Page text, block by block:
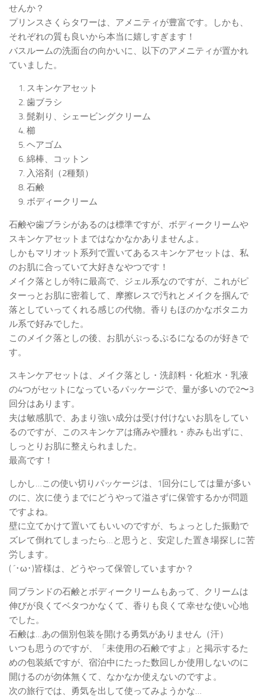
せんか？
プリンスさくらタワーは、アメニティが豊富です。しかも、
それぞれの質も良いから本当に嬉しすぎます！
バスルームの洗面台の向かいに、以下のアメニティが置かれ
ていました。
スキンケアセット
歯ブラシ
髭剃り、シェービングクリーム
櫛
ヘアゴム
綿棒、コットン
入浴剤（2種類）
石鹸
ボディークリーム
石鹸や歯ブラシがあるのは標準ですが、ボディークリームや
スキンケアセットまではなかなかありませんよ。
しかもマリオット系列で置いてあるスキンケアセットは、私
のお肌に合っていて大好きなやつです！
メイク落としが特に最高で、ジェル系なのですが、これがピ
ターっとお肌に密着して、摩擦レスで汚れとメイクを掴んで
落としていってくれる感じの代物。香りもほのかなボタニカ
ル系で好みでした。
このメイク落としの後、お肌がぷっるぷるになるのが好きで
す。
スキンケアセットは、メイク落とし・洗顔料・化粧水・乳液
の4つがセットになっているパッケージで、量が多いので2〜3
回分はあります。
夫は敏感肌で、あまり強い成分は受け付けないお肌をしてい
るのですが、このスキンケアは痛みや腫れ・赤みも出ずに、
しっとりお肌に整えられました。
最高です！
しかし…この使い切りパッケージは、1回分にしては量が多い
のに、次に使うまでにどうやって溢さずに保管するかが問題
ですよね。
壁に立てかけて置いてもいいのですが、ちょっとした振動で
ズレて倒れてしまったら…と思うと、安定した置き場探しに苦
労します。
( ´･ω･)皆様は、どうやって保管していますか？
同ブランドの石鹸とボディークリームもあって、クリームは
伸びが良くてベタつかなくて、香りも良くて幸せな使い心地
でした。
石鹸は…あの個別包装を開ける勇気がありません（汗）
いつも思うのですが、「未使用の石鹸ですよ」と掲示するた
めの包装紙ですが、宿泊中にたった数回しか使用しないのに
開けるのが勿体無くて、なかなか使えないのですよ。
次の旅行では、勇気を出して使ってみようかな…